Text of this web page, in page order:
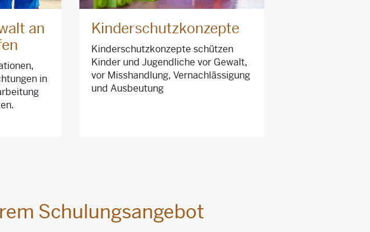
an
in
Kinderschutzkonzepte
Kinderschutzkonzepte schützen
Kinder und Jugendliche vor Gewalt,
vor Misshandlung, Vernachlässigung
und Ausbeutung
Schulungsangebot